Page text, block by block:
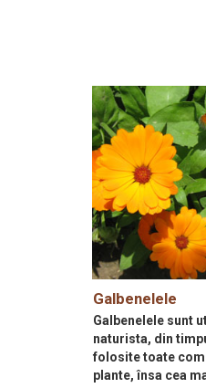
Galbenelele
Galbenelele sunt
naturista, din
folosite toate
plante, însa cea